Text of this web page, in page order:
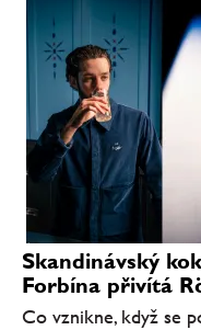
Skandinávský
Forbína přivítá
Co vznikne, když se